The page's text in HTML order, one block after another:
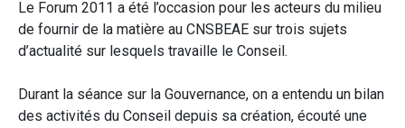
Le Forum 2011 a été l’occasion pour les acteurs du milieu
de fournir de la matière au CNSBEAE sur trois sujets
d’actualité sur lesquels travaille le Conseil.
Durant la séance sur la Gouvernance, on a entendu un bilan
des activités du Conseil depuis sa création, écouté une